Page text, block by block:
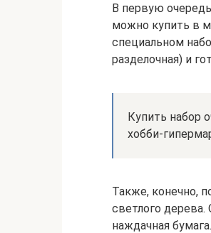
В первую
можно купить в
специальном
разделочная) и
Купить набор
хобби-
Также, конечно,
светлого
наждачная